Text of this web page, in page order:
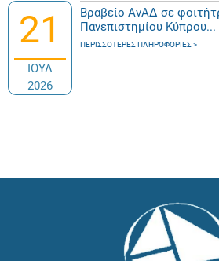
21
ΙΟΥΛ
2026
Βραβείο ΑνΑΔ σε
Πανεπιστημίου Κύπρου...
ΠΕΡΙΣΣΌΤΕΡΕΣ ΠΛΗΡΟΦΟΡΊΕΣ